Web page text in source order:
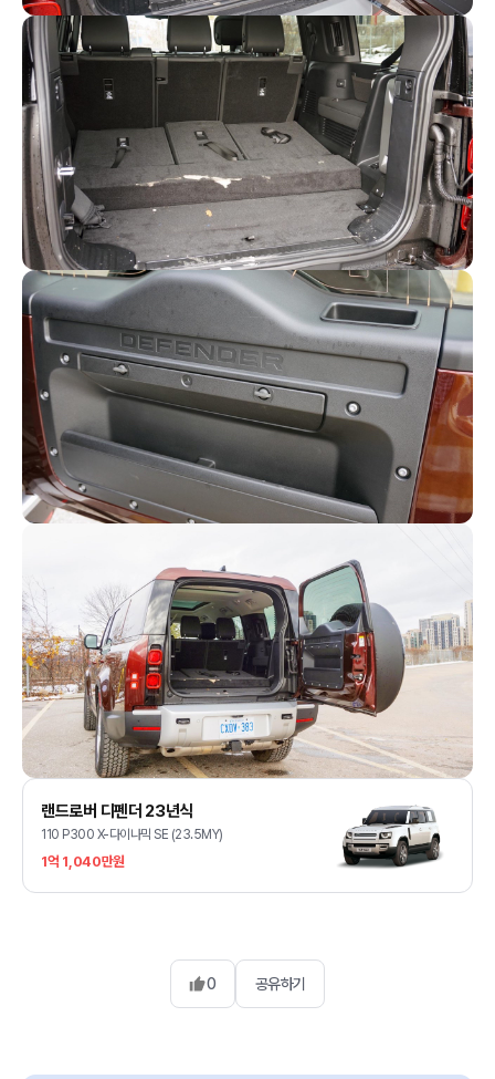
랜드로버 디펜더 23년식
110 P300 X-다이나믹 SE (23.5MY)
1억 1,040만원
0 공유하기